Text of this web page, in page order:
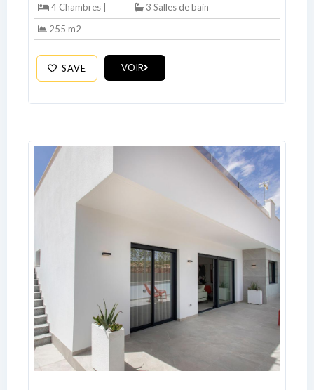
4 Chambres |
3 Salles de bain
255 m2
SAVE VOIR
Password
LOGIN
Lost your password?